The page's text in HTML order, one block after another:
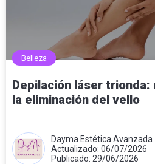
Belleza
Depilación láser trionda:
la eliminación del vello
Dayma Estética Avanzada
Actualizado: 06/07/2026
Publicado: 29/06/2026